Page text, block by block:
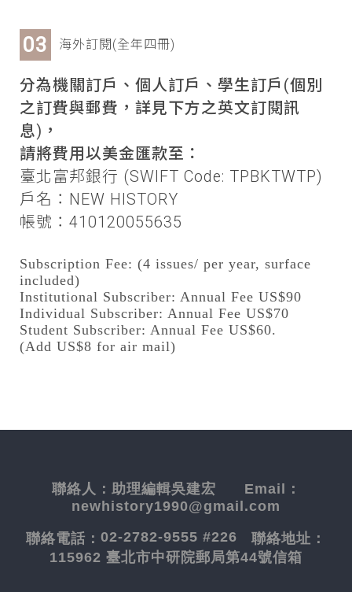
海外訂閱(全年四冊)
分為機關訂戶、個人訂戶、學生訂戶(個別
之訂費與郵費，詳見下方之英文訂閱訊
息)，
請將費用以美金匯款至：
臺北富邦銀行 (SWIFT Code: TPBKTWTP)
戶名：NEW HISTORY
帳號：410120055635
Subscription Fee: (4 issues/ per year, surface
included)
Institutional Subscriber: Annual Fee US$90
Individual Subscriber: Annual Fee US$70
Student Subscriber: Annual Fee US$60.
(Add US$8 for air mail)
聯絡人： 助理編輯吳建宏 Email：
newhistory1990@gmail.com
聯絡電話： 02-2782-9555 #226 聯絡地址：
115962 臺北市中研院郵局第44號信箱